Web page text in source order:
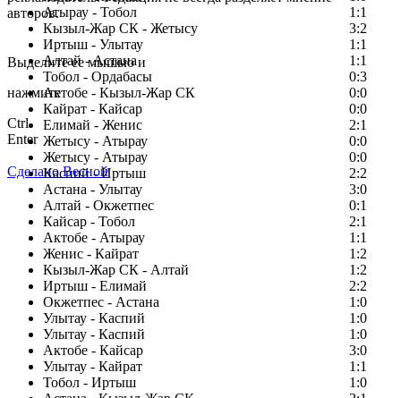
Атырау - Тобол
1:1
Кызыл-Жар СК - Жетысу
3:2
Иртыш - Улытау
1:1
Алтай - Астана
1:1
Тобол - Ордабасы
0:3
Актобе - Кызыл-Жар СК
0:0
Кайрат - Кайсар
0:0
Елимай - Женис
2:1
Жетысу - Атырау
0:0
Жетысу - Атырау
0:0
Каспий - Иртыш
2:2
Астана - Улытау
3:0
Алтай - Окжетпес
0:1
Кайсар - Тобол
2:1
Актобе - Атырау
1:1
Женис - Кайрат
1:2
Кызыл-Жар СК - Алтай
1:2
Иртыш - Елимай
2:2
Окжетпес - Астана
1:0
Улытау - Каспий
1:0
Улытау - Каспий
1:0
Актобе - Кайсар
3:0
Улытау - Кайрат
1:1
Тобол - Иртыш
1:0
авторов.
Заметили ошибку в тексте?
Выделите ее мышью и
нажмите
Ctrl
Enter
Сделано Весной